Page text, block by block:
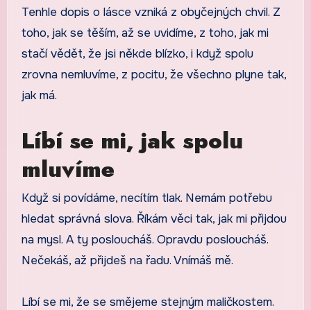
Tenhle dopis o lásce vzniká z obyčejných chvil. Z
toho, jak se těším, až se uvidíme, z toho, jak mi
stačí vědět, že jsi někde blízko, i když spolu
zrovna nemluvíme, z pocitu, že všechno plyne tak,
jak má.
Líbí se mi, jak spolu
mluvíme
Když si povídáme, necítím tlak. Nemám potřebu
hledat správná slova. Říkám věci tak, jak mi přijdou
na mysl. A ty posloucháš. Opravdu posloucháš.
Nečekáš, až přijdeš na řadu. Vnímáš mě.
Líbí se mi, že se smějeme stejným maličkostem.